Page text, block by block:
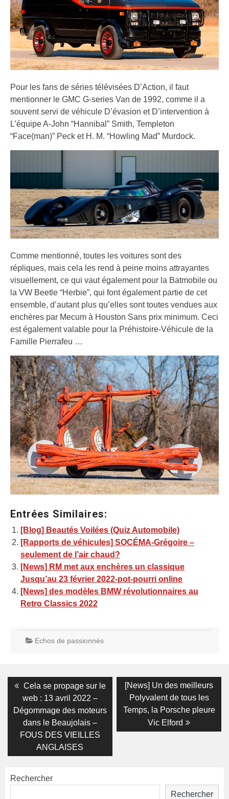
Pour les fans de séries télévisées D’Action, il faut
mentionner le GMC G-series Van de 1992, comme il a
souvent servi de véhicule D’évasion et D’intervention à
L’équipe A-John “Hannibal” Smith, Templeton
“Face(man)” Peck et H. M. “Howling Mad” Murdock.
Comme mentionné, toutes les voitures sont des
répliques, mais cela les rend à peine moins attrayantes
visuellement, ce qui vaut également pour la Batmobile ou
la VW Beetle “Herbie”, qui font également partie de cet
ensemble, d’autant plus qu’elles sont toutes vendues aux
enchères par Mecum à Houston Sans prix minimum. Ceci
est également valable pour la Préhistoire-Véhicule de la
Famille Pierrafeu …
Entrées Similaires:
[Blog] Beautés Voilées (Quiz Automobile)
[Rapports de véhicules] SOCÉMA-Grégoire –
seulement de l’air chaud?
[News] RM met aux enchères un classique
Jusqu’au 23 février 2022-pot-pourri online
[News] des modèles BMW révolutionnaires au
Retro Classics 2022
Echos de passionnés
Navigation
l’article
Previous
post:
Cela se propage sur le
web : 13 avril 2022 –
Dégommage des moteurs
dans le Beaujolais –
FOUS DES VIEILLES
ANGLAISES
Next
post:
[News] Un des meilleurs
Polyvalent de tous les
Temps, la Porsche pleure
Vic Elford
Rechercher
Rechercher